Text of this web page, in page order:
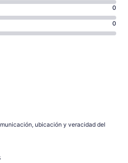
0
0
ubicación y veracidad del